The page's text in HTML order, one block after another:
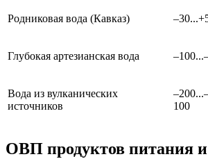
Родниковая вода (Кавказ)
Глубокая артезианская вода
Вода из вулканических
источников
100
ОВП продуктов питания